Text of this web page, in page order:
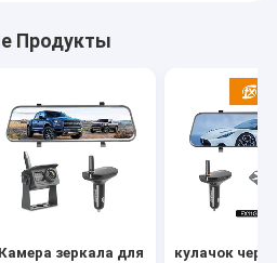
Продукты
Камера зеркала для
кулачок